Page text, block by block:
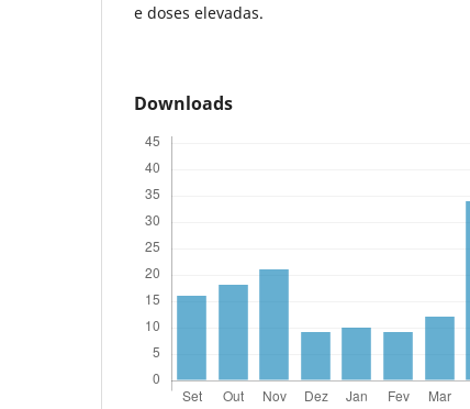
e doses elevadas.
Downloads